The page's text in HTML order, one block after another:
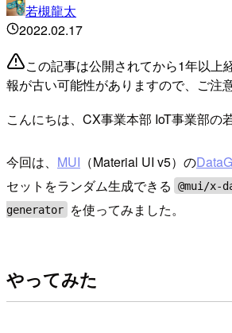
若槻龍太
2022.02.17
この記事は公開されてから1年以上
報が古い可能性がありますので、ご注
こんにちは、CX事業本部 IoT事業部の
今回は、 MUI （Material UI v5）の
セットをランダム生成できる
@mui/x-
generator
を使ってみました。
やってみた